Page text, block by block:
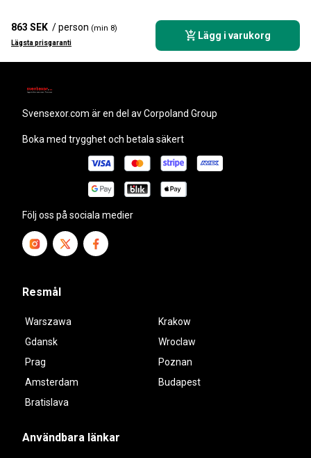
863 SEK / person (min 8)
Lägsta prisgaranti
Lägg i varukorg
svensexor.com är en del av Corpoland Group
Boka med trygghet och betala säkert
Följ oss på sociala medier
Resmål
Warszawa
Krakow
Gdansk
Wroclaw
Prag
Poznan
Amsterdam
Budapest
Bratislava
Användbara länkar